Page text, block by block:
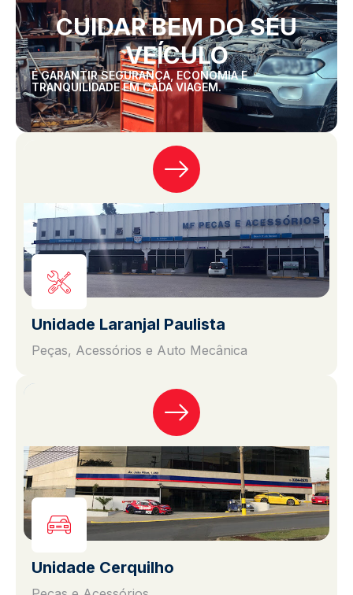
CUIDAR BEM DO SEU
VEÍCULO
É GARANTIR SEGURANÇA, ECONOMIA E
TRANQUILIDADE EM CADA VIAGEM.
Unidade Laranjal Paulista
Peças, Acessórios e Auto Mecânica
Unidade Cerquilho